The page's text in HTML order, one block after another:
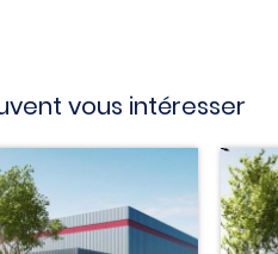
vous intéresser